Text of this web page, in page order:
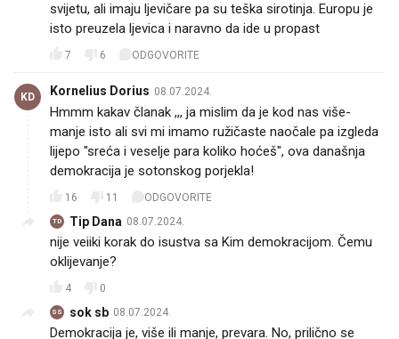
svijetu, ali imaju ljevičare pa su teška sirotinja. Europu je
isto preuzela ljevica i naravno da ide u propast
7 6 ODGOVORITE
KD Kornelius Dorius 08.07.2024.
Hmmm kakav članak ,,, ja mislim da je kod nas više-
manje isto ali svi mi imamo ružičaste naočale pa izgleda
lijepo "sreća i veselje para koliko hoćeš", ova današnja
demokracija je sotonskog porjekla!
16 11 ODGOVORITE
TD Tip Dana 08.07.2024.
nije veiiki korak do isustva sa Kim demokracijom. Čemu
oklijevanje?
4 0
SS sok sb 08.07.2024.
Demokracija je, više ili manje, prevara. No, prilično se